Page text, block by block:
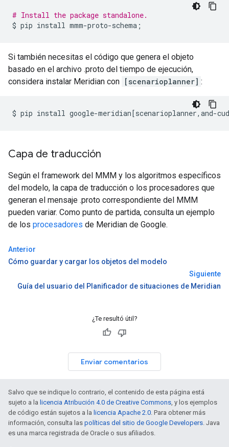
# Install the package standalone.
$ pip install mmm-proto-schema ;
Si también necesitas el código que genera el objeto
basado en el archivo .proto del tiempo de ejecución,
considera instalar Meridian con [scenarioplanner] :
$ pip install google-meridian[scenarioplanner,and-
Capa de traducción
Según el framework del MMM y los algoritmos específicos
del modelo, la capa de traducción o los procesadores que
generan el mensaje .proto correspondiente del MMM
pueden variar. Como punto de partida, consulta un ejemplo
de los procesadores de Meridian de Google.
Anterior
Cómo guardar y cargar los objetos del modelo
Siguiente
Guía del usuario del Planificador de situaciones de Meridian
¿Te resultó útil?
Enviar comentarios
Salvo que se indique lo contrario, el contenido de esta página está
sujeto a la licencia Atribución 4.0 de Creative Commons, y los ejemplos
de código están sujetos a la licencia Apache 2.0. Para obtener más
información, consulta las políticas del sitio de Google Developers. Java
es una marca registrada de Oracle o sus afiliados.